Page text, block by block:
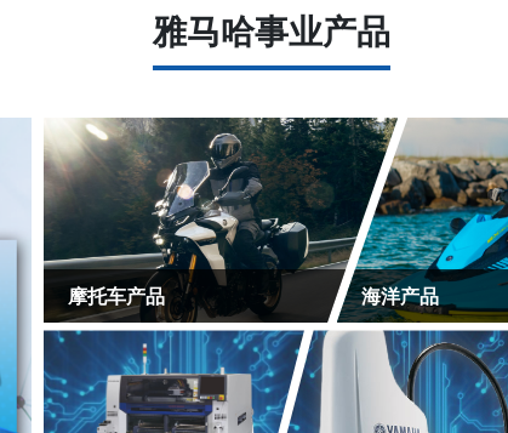
雅马哈事业产品
摩托车产品 海洋产品